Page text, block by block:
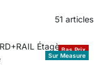
51 articles
Bas Prix
Sur Measure